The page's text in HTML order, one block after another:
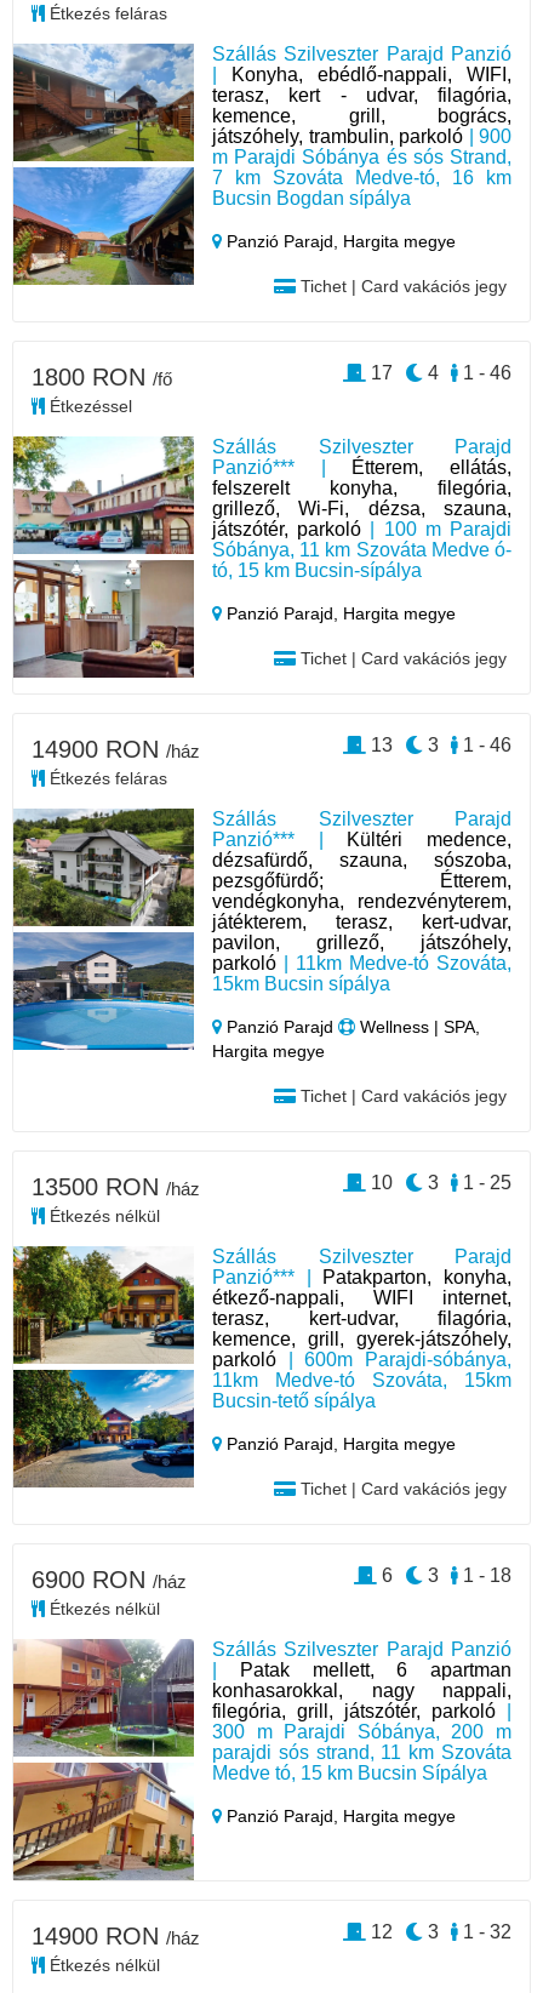
Szállás Szilveszter Parajd Panzió
Konyha, ebédlő-nappali, WIFI,
terasz, kert - udvar, filagória,
kemence, grill, bogrács,
játszóhely, trambulin, parkoló | 900
m Parajdi Sóbánya és sós Strand,
7 km Szováta Medve-tó, 16 km
Bucsin Bogdan sípálya
Panzió Parajd, Hargita megye
Tichet | Card vakációs jegy
Étkezés feláras
Szállás Szilveszter Parajd
Panzió*** | Étterem, ellátás,
felszerelt konyha, filegória,
grillező, Wi-Fi, dézsa, szauna,
játszótér, parkoló | 100 m Parajdi
Sóbánya, 11 km Szováta Medve ó-
tó, 15 km Bucsin-sípálya
Panzió Parajd, Hargita megye
Tichet | Card vakációs jegy
1800 RON /fő
Étkezéssel
1 - 46
4
17
Szállás Szilveszter Parajd
Panzió*** | Kültéri medence,
dézsafürdő, szauna, sószoba,
pezsgőfürdő; Étterem,
vendégkonyha, rendezvényterem,
játékterem, terasz, kert-udvar,
pavilon, grillező, játszóhely,
parkoló | 11km Medve-tó Szováta,
15km Bucsin sípálya
Panzió Parajd
Wellness | SPA,
Hargita megye
Tichet | Card vakációs jegy
14900 RON /ház
Étkezés feláras
1 - 46
3
13
Szállás Szilveszter Parajd
Panzió*** | Patakparton, konyha,
étkező-nappali, WIFI internet,
terasz, kert-udvar, filagória,
kemence, grill, gyerek-játszóhely,
parkoló | 600m Parajdi-sóbánya,
11km Medve-tó Szováta, 15km
Bucsin-tető sípálya
Panzió Parajd, Hargita megye
Tichet | Card vakációs jegy
13500 RON /ház
Étkezés nélkül
1 - 25
3
10
Szállás Szilveszter Parajd Panzió
Patak mellett, 6 apartman
konhasarokkal, nagy nappali,
filegória, grill, játszótér, parkoló
300 m Parajdi Sóbánya, 200 m
parajdi sós strand, 11 km Szováta
Medve tó, 15 km Bucsin Sípálya
Panzió Parajd, Hargita megye
6900 RON /ház
Étkezés nélkül
1 - 18
3
6
14900 RON /ház
Étkezés nélkül
1 - 32
3
12